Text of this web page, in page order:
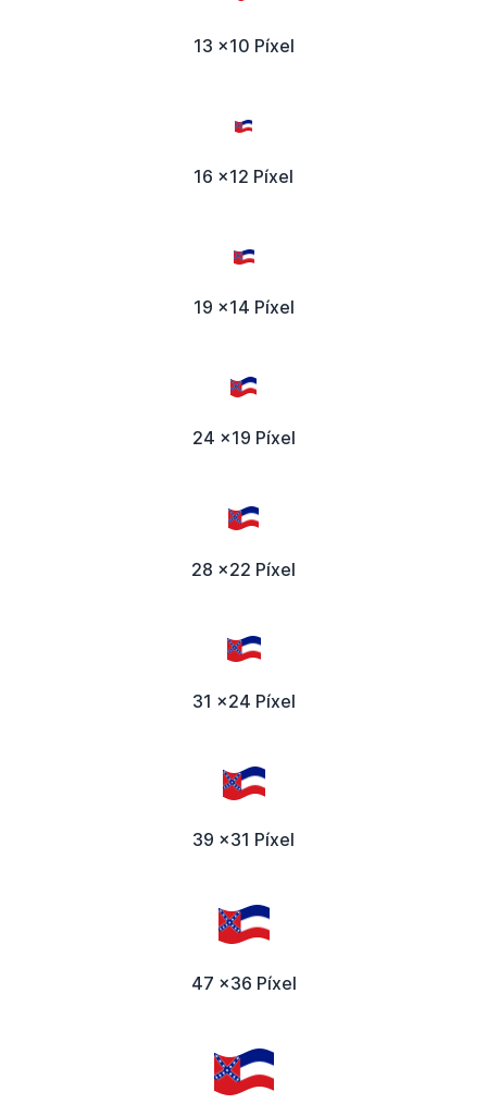
13 x10 Píxel
16 x12 Píxel
19 x14 Píxel
24 x19 Píxel
28 x22 Píxel
31 x24 Píxel
39 x31 Píxel
47 x36 Píxel